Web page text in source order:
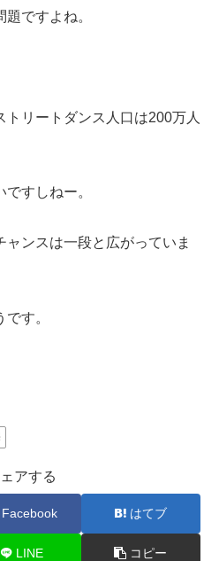
ですよね。
リートダンス人口は200万人
すしねー。
ンスは一段と広がっていま
す。
アする
Facebook はてブ
LINE コピー